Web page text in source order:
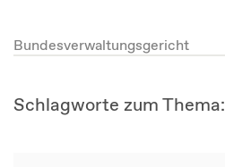
Bundesverwaltungsgericht
Schlagworte zum Thema: